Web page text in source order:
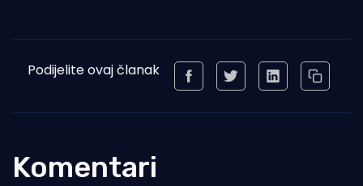
Podijelite ovaj članak
Komentari